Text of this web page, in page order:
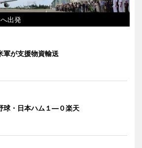
出発
軍が支援物資輸送
球・日本ハム１―０楽天